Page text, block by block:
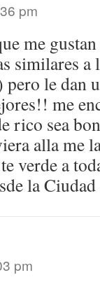
pm
me
similares a
le dan
me
rico sea
alla me
verde a
la
pm